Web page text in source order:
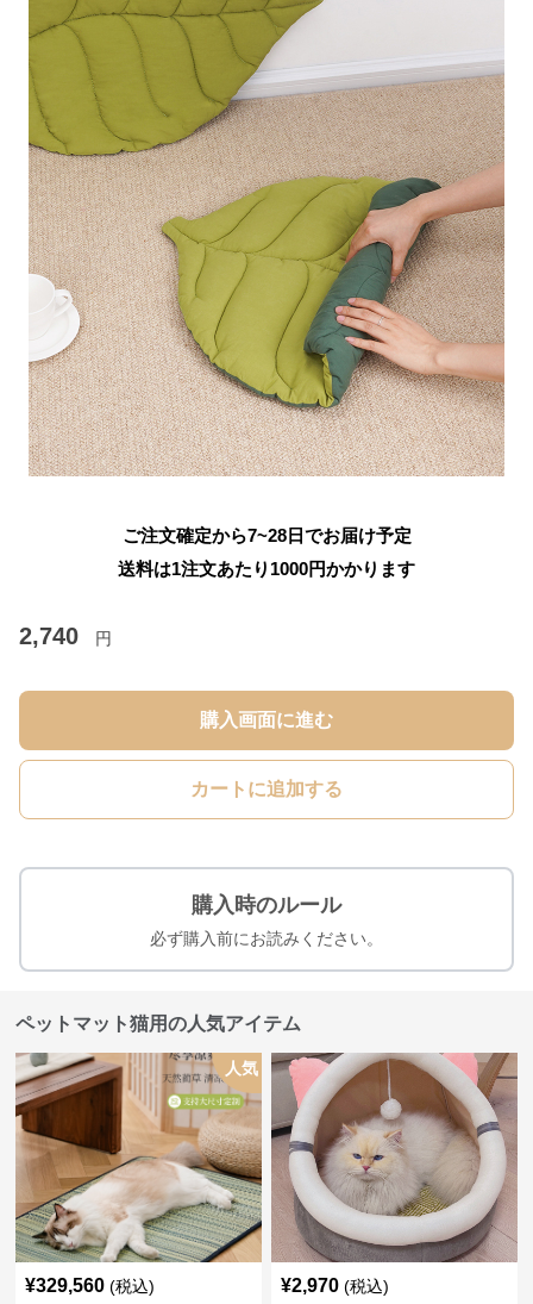
ご注文確定から7~28日でお届け予定
送料は1注文あたり 1000円かかります
2,740 円
購入画面に進む
カートに追加する
購入時のルール
必ず購入前にお読みください。
ペットマット猫用の人気アイテム
人気
¥329,560 (税込) ¥2,970 (税込)